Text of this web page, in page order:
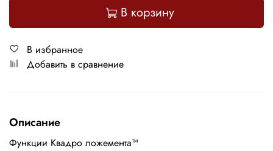
В корзину
В избранное
Добавить в сравнение
Описание
Функции Квадро ложемента™